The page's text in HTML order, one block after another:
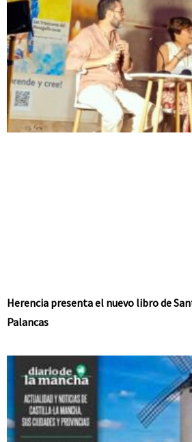
Herencia presenta el nuevo libro de
Palancas